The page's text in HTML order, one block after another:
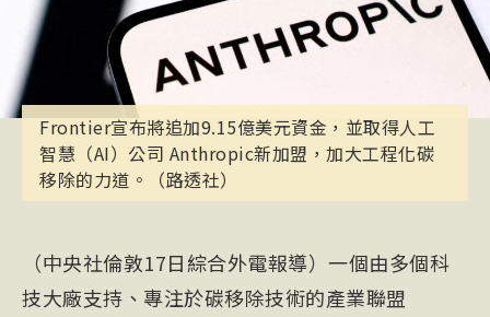
Frontier宣布將追加9.15億美元資金，並取得人工
智慧（AI）公司 Anthropic新加盟，加大工程化碳
移除的力道。（路透社）
（中央社倫敦17日綜合外電報導）一個由多個科
技大廠支持、專注於碳移除技術的產業聯盟